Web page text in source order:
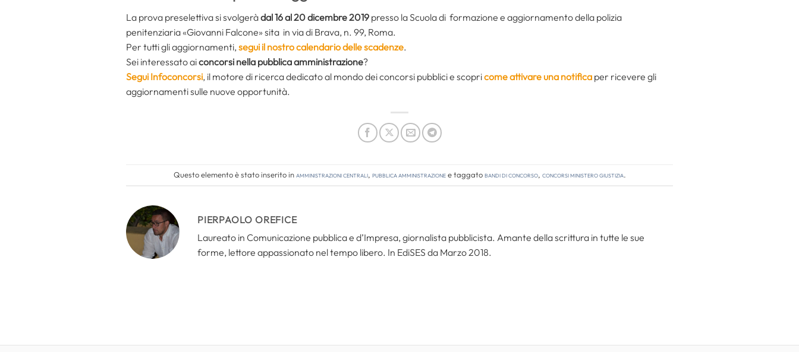
La prova preselettiva si svolgeràdal 16 al 20 dicembre 2019 presso la Scuola di formazione e aggiornamento della polizia
penitenziaria «Giovanni Falcone» sita in via di Brava, n. 99, Roma.
Per tutti gli aggiornamenti, segui il nostro calendario delle scadenze.
Sei interessato aiconcorsi nella pubblica amministrazione?
Segui Infoconcorsi, il motore di ricerca dedicato al mondo dei concorsi pubblici e scopricome attivare una notifica per ricevere gli
aggiornamenti sulle nuove opportunità.
Questo elemento è stato inserito inAmministrazioni Centrali, Pubblica amministrazionee taggatobandi di concorso, concorsi ministero giustizia.
PIERPAOLO OREFICE
Laureato in Comunicazione pubblica e d’Impresa, giornalista pubblicista. Amante della scrittura in tutte le sue
forme, lettore appassionato nel tempo libero. In EdiSES da Marzo 2018.